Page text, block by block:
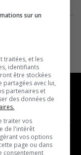
franco
sur un
traitées, et les
identifiants
être stockées
partagées avec lui,
partenaires et
des données de
traiter vos
de l'intérêt
vos options
page ou dans
consentement